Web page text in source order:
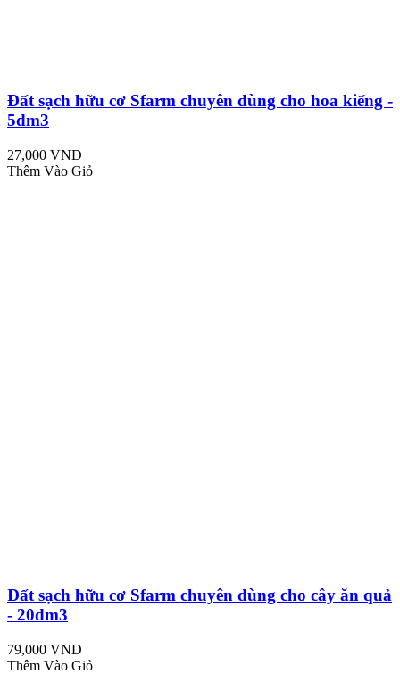
Đất sạch hữu cơ Sfarm chuyên dùng cho hoa kiểng -
5dm3
27,000 VND
Thêm Vào Giỏ
Đất sạch hữu cơ Sfarm chuyên dùng cho cây ăn quả
- 20dm3
79,000 VND
Thêm Vào Giỏ